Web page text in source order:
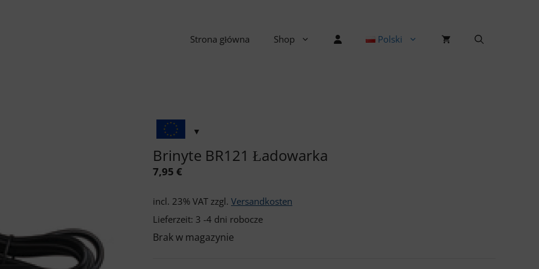
Strona główna Shop Polski
Brinyte BR121 Ładowarka
7,95 €
incl. 23% VAT zzgl. Versandkosten
Lieferzeit: 3 -4 dni robocze
Brak w magazynie